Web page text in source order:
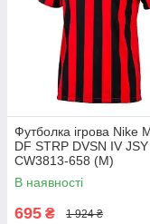
Футболка ігрова Nike
DF STRP DVSN IV
CW3813-658 (М)
В наявності
695 ₴ 1 924 ₴